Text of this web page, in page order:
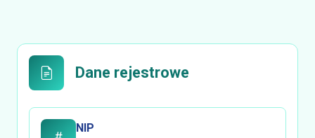
Dane rejestrowe
NIP